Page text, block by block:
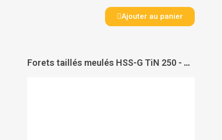
Ajouter au panier
Forets taillés meulés HSS-G TiN 250 - RUKO